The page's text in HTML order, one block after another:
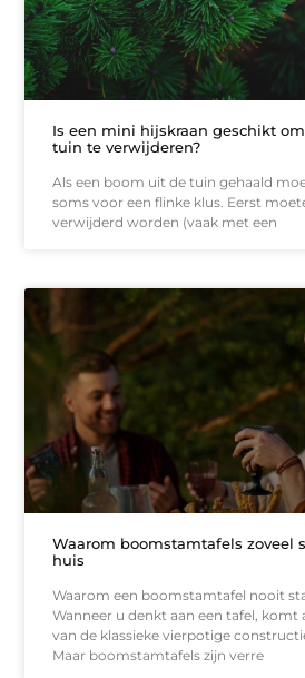
Is een mini hijskraan geschikt
tuin te verwijderen?
Als een boom uit de tuin gehaald
soms voor een flinke klus. Eerst
verwijderd worden (vaak met een
Waarom boomstamtafels zoveel
huis
Waarom een boomstamtafel nooit
Wanneer u denkt aan een tafel, komt
van de klassieke vierpotige
Maar boomstamtafels zijn verre